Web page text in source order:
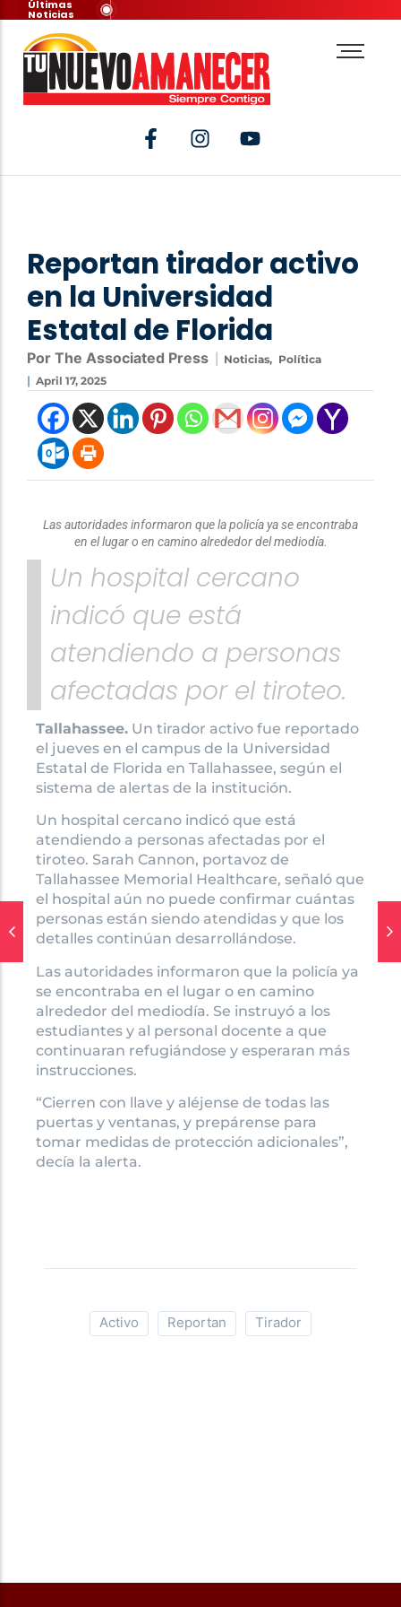
Últimas
Noticias
Reportan tirador activo
en la Universidad
Estatal de Florida
Por The Associated Press Noticias, Política
| April 17, 2025
Las autoridades informaron que la policía ya se encontraba
en el lugar o en camino alrededor del mediodía.
Un hospital cercano
indicó que está
atendiendo a personas
afectadas por el tiroteo.
Tallahassee. Un tirador activo fue reportado
el jueves en el campus de la Universidad
Estatal de Florida en Tallahassee, según el
sistema de alertas de la institución.
Un hospital cercano indicó que está
atendiendo a personas afectadas por el
tiroteo. Sarah Cannon, portavoz de
Tallahassee Memorial Healthcare, señaló que
el hospital aún no puede confirmar cuántas
personas están siendo atendidas y que los
detalles continúan desarrollándose.
Las autoridades informaron que la policía ya
se encontraba en el lugar o en camino
alrededor del mediodía. Se instruyó a los
estudiantes y al personal docente a que
continuaran refugiándose y esperaran más
instrucciones.
“Cierren con llave y aléjense de todas las
puertas y ventanas, y prepárense para
tomar medidas de protección adicionales”,
decía la alerta.
Activo Reportan Tirador